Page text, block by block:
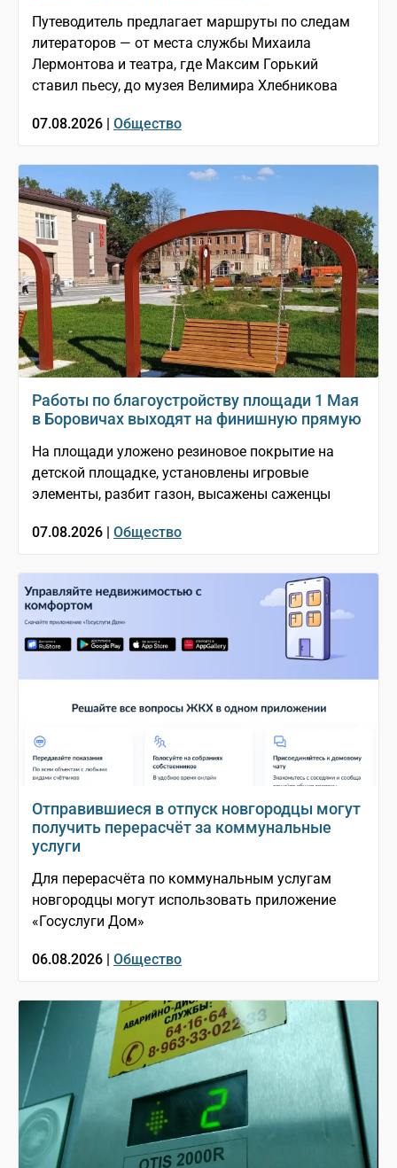
Путеводитель предлагает маршруты по следам
литераторов — от места службы Михаила
Лермонтова и театра, где Максим Горький
ставил пьесу, до музея Велимира Хлебникова
07.08.2026 | Общество
Работы по благоустройству площади 1 Мая
в Боровичах выходят на финишную прямую
На площади уложено резиновое покрытие на
детской площадке, установлены игровые
элементы, разбит газон, высажены саженцы
07.08.2026 | Общество
Отправившиеся в отпуск новгородцы могут
получить перерасчёт за коммунальные
услуги
Для перерасчёта по коммунальным услугам
новгородцы могут использовать приложение
«Госуслуги Дом»
06.08.2026 | Общество